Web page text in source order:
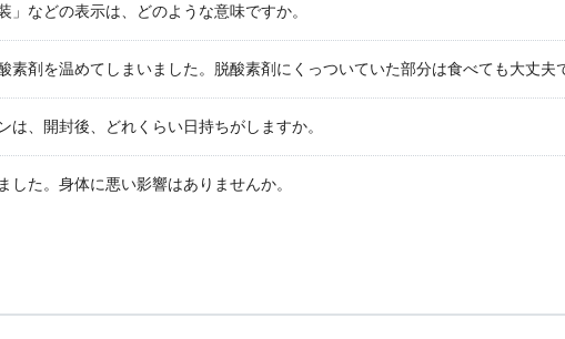
」などの表示は、どのような意味ですか。
素剤を温めてしまいました。脱酸素剤にくっついていた部分は食べても大丈夫
は、開封後、どれくらい日持ちがしますか。
した。身体に悪い影響はありませんか。